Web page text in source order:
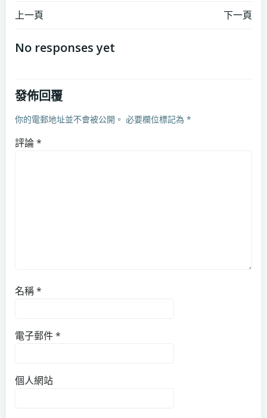
上一頁 下一頁
No responses yet
發佈回覆
你的電郵地址並不會被公開。 必要欄位標記為 *
評論*
名稱*
電子郵件*
個人網站